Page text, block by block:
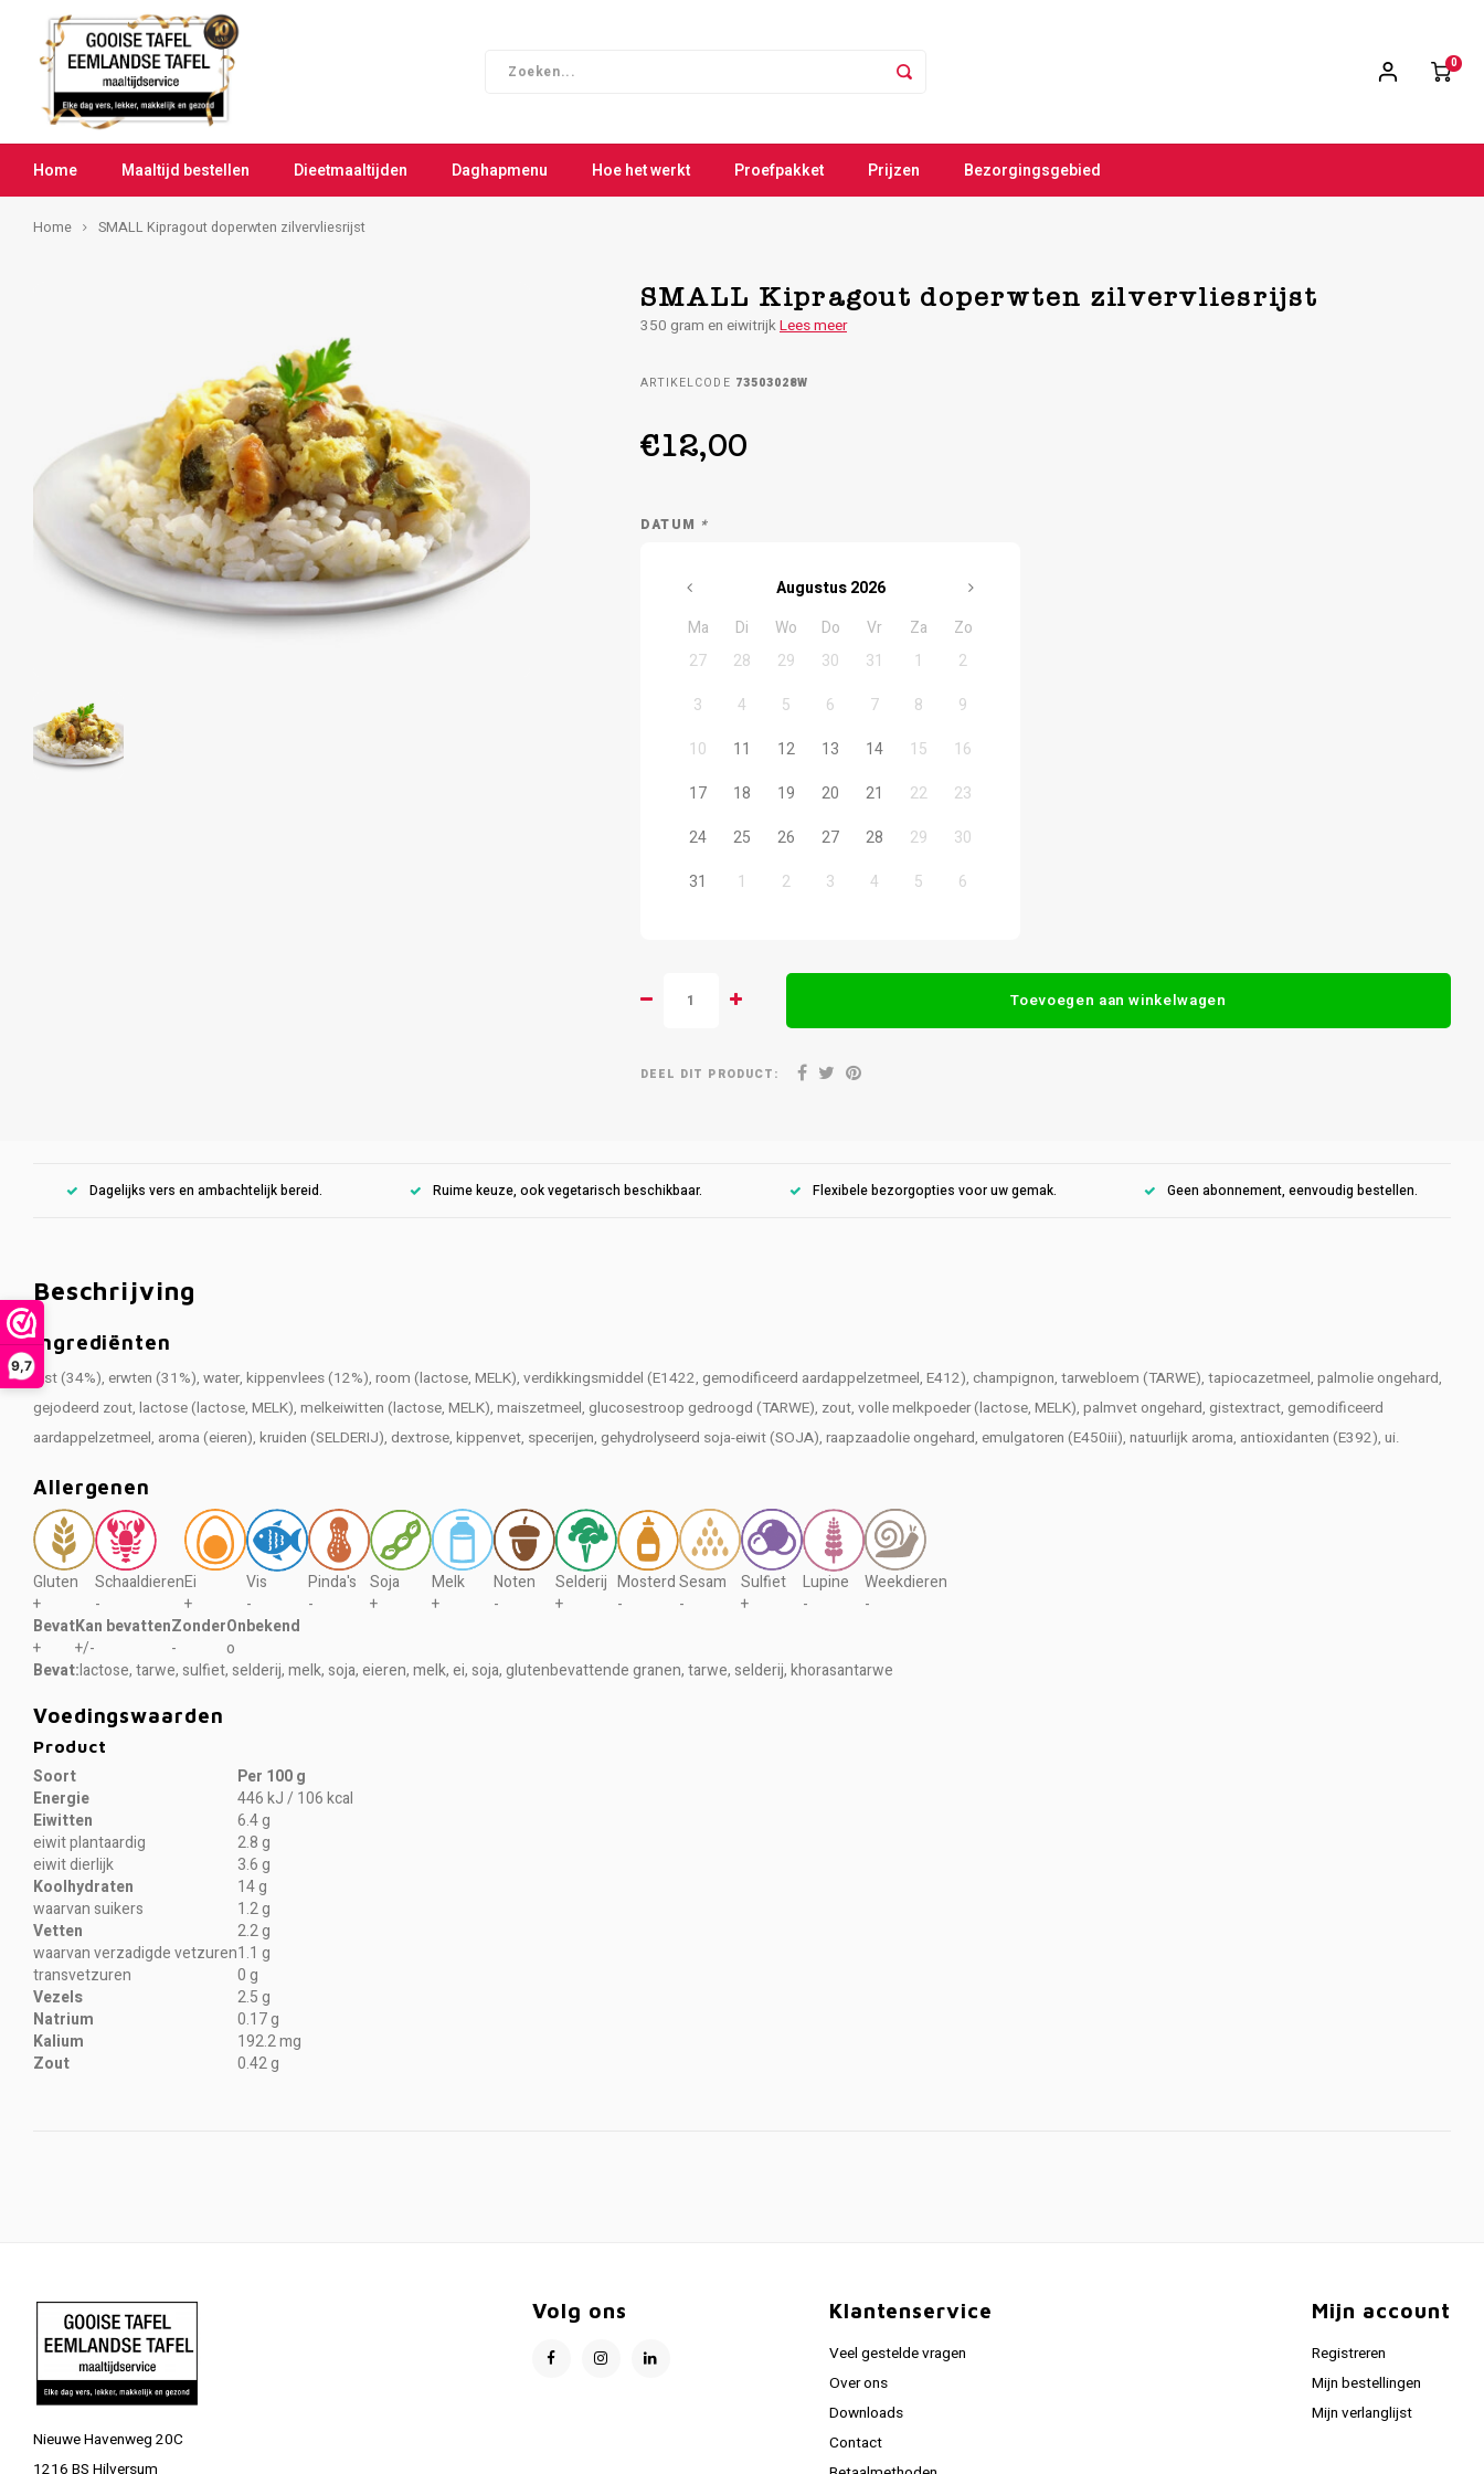
9,7
0
Home Maaltijd bestellen Dieetmaaltijden Daghapmenu Hoe het werkt Proefpakket Prijzen Bezorgingsgebied
Home SMALL Kipragout doperwten zilvervliesrijst
SMALL Kipragout doperwten zilvervliesrijst
350 gram en eiwitrijkLees meer
ARTIKELCODE 73503028W
€12,00
DATUM *
Augustus 2026
Ma
Di Wo Do Vr Za
Zo
27
28 29 30 31 1
2
3
4 5 6 7 8
9
10
11 12 13 14 15
16
17
18 19 20 21 22
23
24
25 26 27 28 29
30
31
1 2 3 4 5 6
Toevoegen aan winkelwagen
DEEL DIT PRODUCT:
Dagelijks vers en ambachtelijk bereid. Ruime keuze, ook vegetarisch beschikbaar. Flexibele bezorgopties voor uw gemak. Geen abonnement, eenvoudig bestellen.
Beschrijving
Ingrediënten
rijst (34%), erwten (31%), water, kippenvlees (12%), room (lactose, MELK), verdikkingsmiddel (E1422, gemodificeerd aardappelzetmeel, E412), champignon, tarwebloem (TARWE), tapiocazetmeel, palmolie ongehard,
gejodeerd zout, lactose (lactose, MELK), melkeiwitten (lactose, MELK), maiszetmeel, glucosestroop gedroogd (TARWE), zout, volle melkpoeder (lactose, MELK), palmvet ongehard, gistextract, gemodificeerd
aardappelzetmeel, aroma (eieren), kruiden (SELDERIJ), dextrose, kippenvet, specerijen, gehydrolyseerd soja-eiwit (SOJA), raapzaadolie ongehard, emulgatoren (E450iii), natuurlijk aroma, antioxidanten (E392), ui.
Allergenen
Gluten SchaaldierenEi Vis Pinda's Soja Melk Noten Selderij MosterdSesam Sulfiet Lupine
Weekdieren
+
- + - - + + - + - - + -
-
BevatKan bevattenZonderOnbekend
+
+/- -
o
Bevat:lactose, tarwe, sulfiet, selderij, melk, soja, eieren, melk, ei, soja, glutenbevattende granen, tarwe, selderij, khorasantarwe
Voedingswaarden
Product
Soort
Per 100 g
Energie
446 kJ / 106 kcal
Eiwitten
6.4 g
eiwit plantaardig
2.8 g
eiwit dierlijk
3.6 g
Koolhydraten
14 g
waarvan suikers
1.2 g
Vetten
2.2 g
waarvan verzadigde vetzuren1.1 g
transvetzuren
0 g
Vezels
2.5 g
Natrium
0.17 g
Kalium
192.2 mg
Zout
0.42 g
Nieuwe Havenweg 20C
1216 BS Hilversum
Volg ons Klantenservice
Veel gestelde vragen
Over ons
Downloads
Contact
Mijn account
Registreren
Mijn bestellingen
Mijn verlanglijst